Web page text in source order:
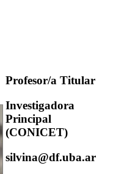
Profesor/a Titular
Investigadora
Principal
(CONICET)
silvina@df.uba.ar